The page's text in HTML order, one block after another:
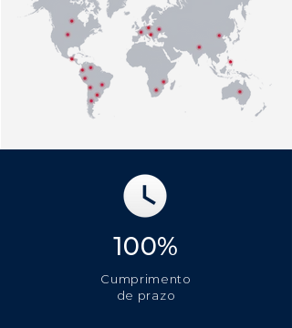
100%
Cumprimento
de prazo